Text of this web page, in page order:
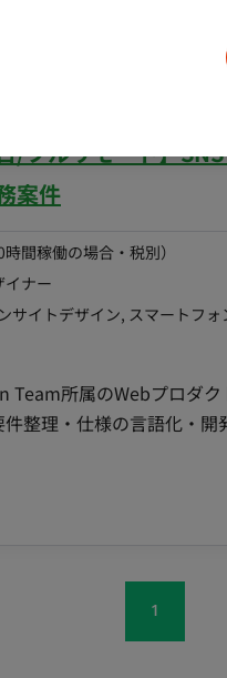
ューに関われるフラット
〇開発に必要なソフト
ース予定。 運⽤が軌道に
クエンド領域を担当して
フラ構築 ・AWS＋CDK(TypeScript)で
エンド：fastify, TypeScript フロ
ダクト
〜4名 ・プロダクト
プロダクトデザイナ
〇Enabling Team：技
プランニング 〇デイリ
期コミュニケーション：Gather 〇バ
同期コミュニケーショ
〇プロジェクト管理
らず、設計‧実装‧コード
‧スキルアップに注⼒で
等を無償貸与） ■働き方 ・平日×週5日 ・
/フルリモート】
案件
間稼働の場合・税別）
イナー
サイトデザイン, スマートフ
所属のWebプロダク
整理・仕様の言語化・
テクノロジー領域のプロ
配信システムを社内運用
回すことができる体制を
1